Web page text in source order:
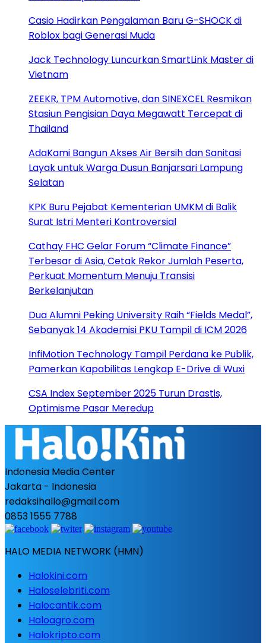
Casio Hadirkan Pengalaman Baru G-SHOCK di
Roblox bagi Generasi Muda
Jack Technology Luncurkan SmartLink Master di
Vietnam
ZEEKR, TPM Automotive, dan SINEXCEL Resmikan
Stasiun Pengisian Daya Megawatt Tercepat di
Thailand
AdaKami Bangun Akses Air Bersih dan Sanitasi
Layak untuk Warga Dusun Banjarsari Lampung
Selatan
KPK Buru Pejabat Kementerian UMKM di Balik
Surat Istri Menteri Kontroversial
Cathay FHC Gelar Forum “Climate Finance”
Terbesar di Asia, Cetak Rekor Jumlah Peserta,
Perkuat Momentum Menuju Transisi
Berkelanjutan
Dua Alumni Peking University Raih “Fields Medal”,
Sebanyak 14 Akademisi PKU Tampil di ICM 2026
InfiMotion Technology Tampil Perdana ke Publik,
Pamerkan Kapabilitas Lengkap E-Drive di Wuxi
CSA Index September 2025 Turun Drastis,
Optimisme Pasar Meredup
Indonesia Media Center
Jakarta - Indonesia
redaksihallo@gmail.com
0853 1555 7788
HALO MEDIA NETWORK (HMN)
Halokini.com
Haloselebriti.com
Halocantik.com
Haloagro.com
Halokripto.com